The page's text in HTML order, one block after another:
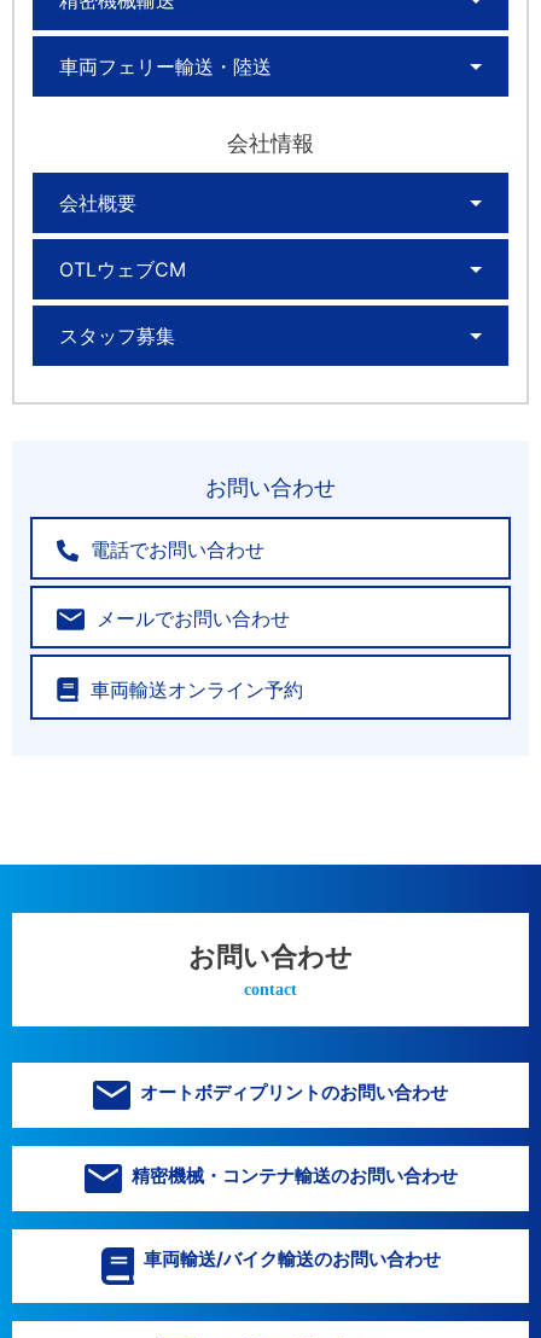
車両フェリー輸送・陸送
会社情報
会社概要
OTLウェブCM
スタッフ募集
お問い合わせ
電話でお問い合わせ
メールでお問い合わせ
車両輸送オンライン予約
お問い合わせ
contact
オートボディプリントのお問い合わせ
精密機械・コンテナ輸送のお問い合わせ
車両輸送/バイク輸送のお問い合わせ